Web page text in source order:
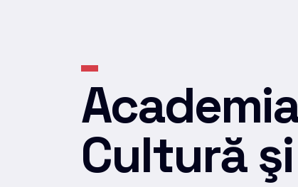
Cultură